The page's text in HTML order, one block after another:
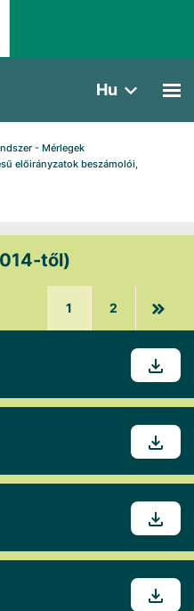
Hu
- Mérlegek
előirányzatok beszámolói,
től)
1 2